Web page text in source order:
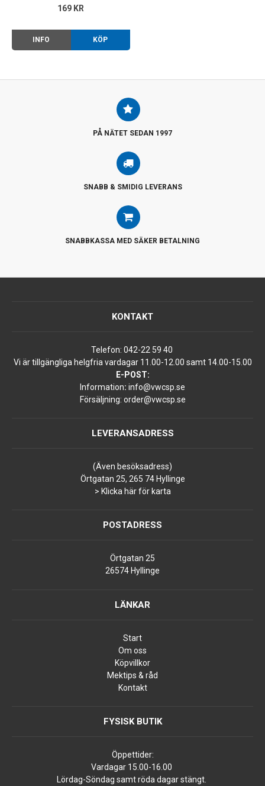
169 KR
INFO KÖP
PÅ NÄTET SEDAN 1997
SNABB & SMIDIG LEVERANS
SNABBKASSA MED SÄKER BETALNING
KONTAKT
Telefon: 042-22 59 40
Vi är tillgängliga helgfria vardagar 11.00-12.00 samt 14.00-15.00
E-POST:
Information: info@vwcsp.se
Försäljning: order@vwcsp.se
LEVERANSADRESS
(Även besöksadress)
Örtgatan 25, 265 74 Hyllinge
> Klicka här för karta
POSTADRESS
Örtgatan 25
26574 Hyllinge
LÄNKAR
Start
Om oss
Köpvillkor
Mektips & råd
Kontakt
FYSISK BUTIK
Öppettider:
Vardagar 15.00-16.00
Lördag-Söndag samt röda dagar stängt.